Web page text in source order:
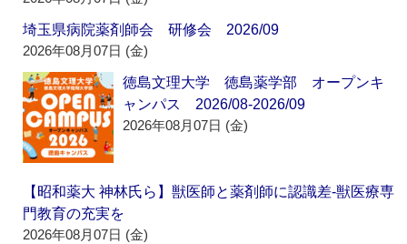
埼玉県病院薬剤師会 研修会 2026/09
2026年08月07日 (金)
徳島文理大学 徳島薬学部 オープンキ
ャンパス 2026/08-2026/09
2026年08月07日 (金)
【昭和薬大 神林氏ら】獣医師と薬剤師に認識差‐獣医療専
門教育の充実を
2026年08月07日 (金)